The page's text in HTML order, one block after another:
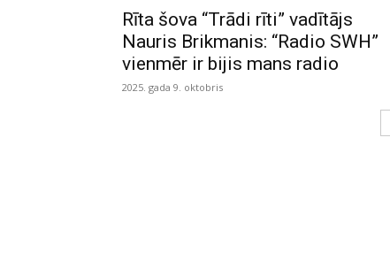
Rīta šova “Trādi rīti” vadītājs
Nauris Brikmanis: “Radio SWH”
vienmēr ir bijis mans radio
2025. gada 9. oktobris